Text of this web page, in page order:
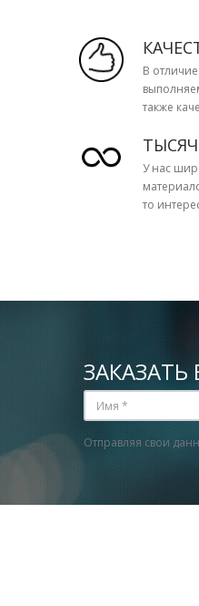
В
также
У нас
то
Отправляя свои